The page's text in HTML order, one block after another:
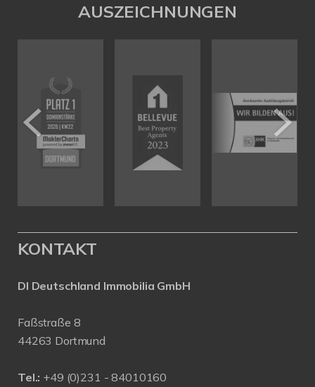
AUSZEICHNUNGEN
KONTAKT
DI Deutschland Immobilia GmbH
Faßstraße 8
44263 Dortmund
Tel.: +49 (0)231 - 84010160